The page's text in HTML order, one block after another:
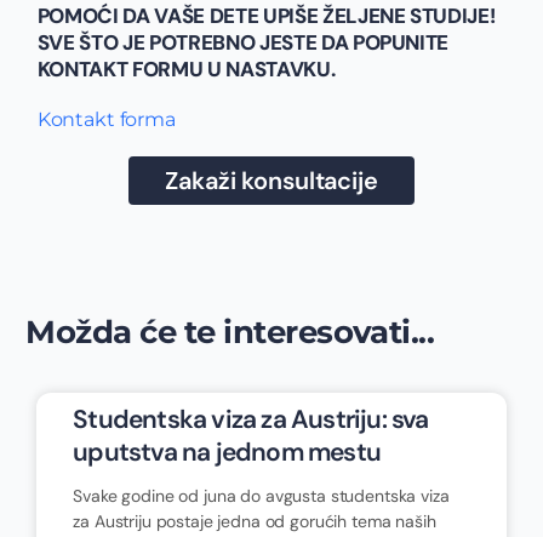
POMOĆI DA VAŠE DETE UPIŠE ŽELJENE STUDIJE!
SVE ŠTO JE POTREBNO JESTE DA POPUNITE
KONTAKT FORMU U NASTAVKU.
Kontakt forma
Zakaži konsultacije
Možda će te interesovati...
Studentska viza za Austriju: sva
uputstva na jednom mestu
Svake godine od juna do avgusta studentska viza
za Austriju postaje jedna od gorućih tema naših